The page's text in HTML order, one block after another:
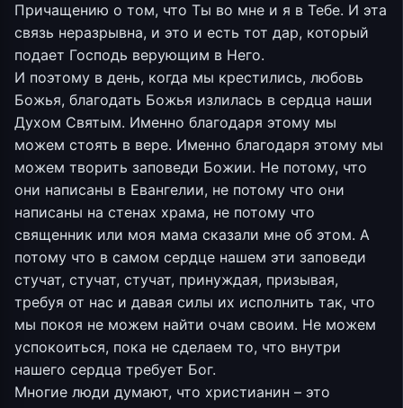
Причащению о том, что Ты во мне и я в Тебе. И эта
связь неразрывна, и это и есть тот дар, который
подает Господь верующим в Него.
И поэтому в день, когда мы крестились, любовь
Божья, благодать Божья излилась в сердца наши
Духом Святым. Именно благодаря этому мы
можем стоять в вере. Именно благодаря этому мы
можем творить заповеди Божии. Не потому, что
они написаны в Евангелии, не потому что они
написаны на стенах храма, не потому что
священник или моя мама сказали мне об этом. А
потому что в самом сердце нашем эти заповеди
стучат, стучат, стучат, принуждая, призывая,
требуя от нас и давая силы их исполнить так, что
мы покоя не можем найти очам своим. Не можем
успокоиться, пока не сделаем то, что внутри
нашего сердца требует Бог.
Многие люди думают, что христианин – это